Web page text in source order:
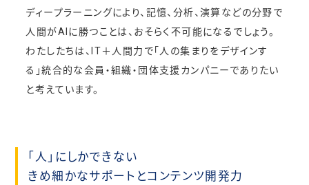
ディープラーニングにより、 記憶、分析、演算などの分野で
人間がAIに勝つことは、おそらく不可能になるでしょう。
わたしたちは、IT＋人間力で「人の集まりをデザインす
る」統合的な会員・組織・団体支援カンパニーでありたい
と考えています。
「人」にしかできない
きめ細かなサポートとコンテンツ開発力